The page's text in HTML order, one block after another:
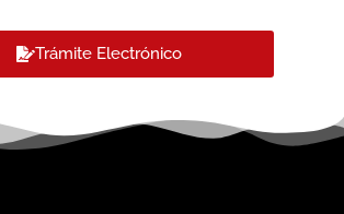
Trámite Electrónico